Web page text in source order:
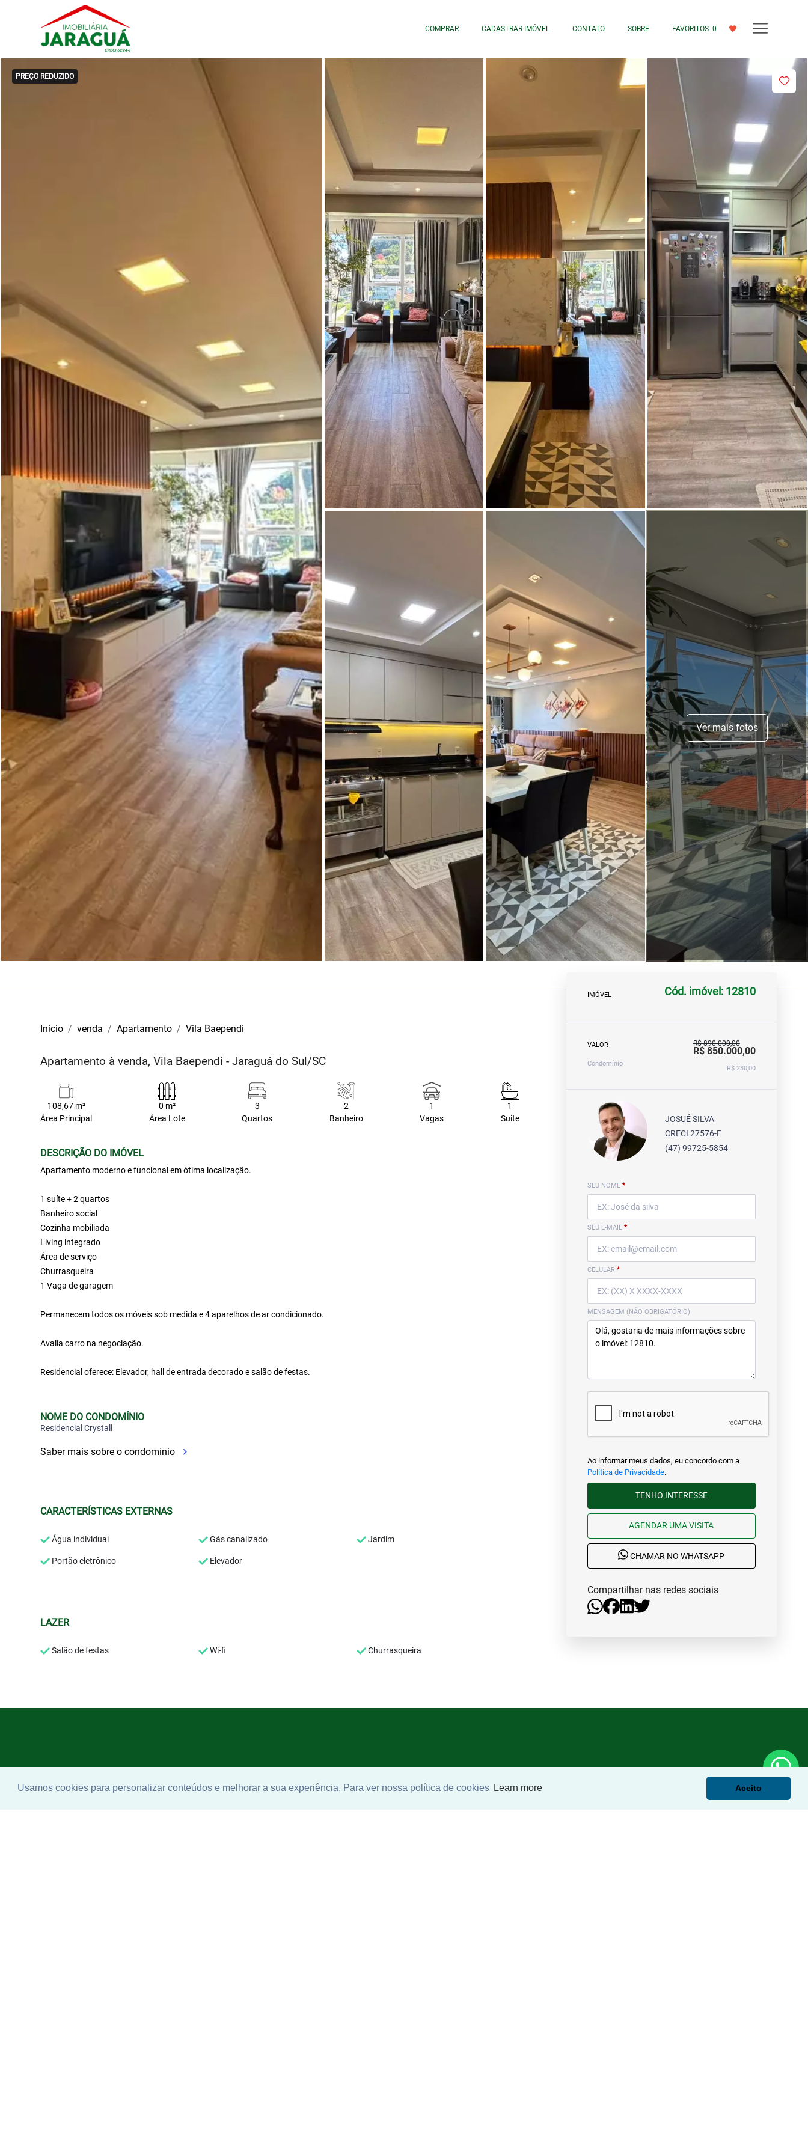
Usamos cookies para personalizar conteúdos e melhorar a sua experiência. Para ver nossa política de cookies Learn more Aceito
COMPRAR CADASTRAR IMÓVEL CONTATO SOBRE FAVORITOS 0
PREÇO REDUZIDO
Ver mais fotos
Início venda Apartamento Vila Baependi
Apartamento à venda, Vila Baependi - Jaraguá do Sul/SC
108,67 m²
Área Principal
0 m²
Área Lote
3
Quartos
2
Banheiro
1
Vagas
1
Suite
DESCRIÇÃO DO IMÓVEL
Apartamento moderno e funcional em ótima localização.
1 suíte + 2 quartos
Banheiro social
Cozinha mobiliada
Living integrado
Área de serviço
Churrasqueira
1 Vaga de garagem
Permanecem todos os móveis sob medida e 4 aparelhos de ar condicionado.
Avalia carro na negociação.
Residencial oferece: Elevador, hall de entrada decorado e salão de festas.
NOME DO CONDOMÍNIO
Residencial Crystall
Saber mais sobre o condomínio
CARACTERÍSTICAS EXTERNAS
Água individual Gás canalizado Jardim
Portão eletrônico Elevador
LAZER
Salão de festas Wi-fi Churrasqueira
IMÓVEL Cód. imóvel: 12810
VALOR R$ 890.000,00
R$ 850.000,00
Condomínio
R$ 230,00
JOSUÉ SILVA
CRECI 27576-F
(47) 99725-5854
SEU NOME *
SEU E-MAIL *
CELULAR *
MENSAGEM (NÃO OBRIGATÓRIO)
Ao informar meus dados, eu concordo com a
Política de Privacidade.
TENHO INTERESSE
AGENDAR UMA VISITA
CHAMAR NO WHATSAPP
Compartilhar nas redes sociais